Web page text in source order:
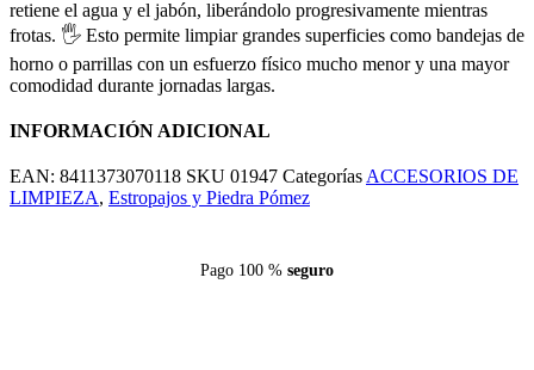
retiene el agua y el jabón, liberándolo progresivamente mientras
frotas. 🖐️ Esto permite limpiar grandes superficies como bandejas de
horno o parrillas con un esfuerzo físico mucho menor y una mayor
comodidad durante jornadas largas.
INFORMACIÓN ADICIONAL
EAN: 8411373070118 SKU 01947 Categorías ACCESORIOS DE
LIMPIEZA, Estropajos y Piedra Pómez
Pago 100 % seguro